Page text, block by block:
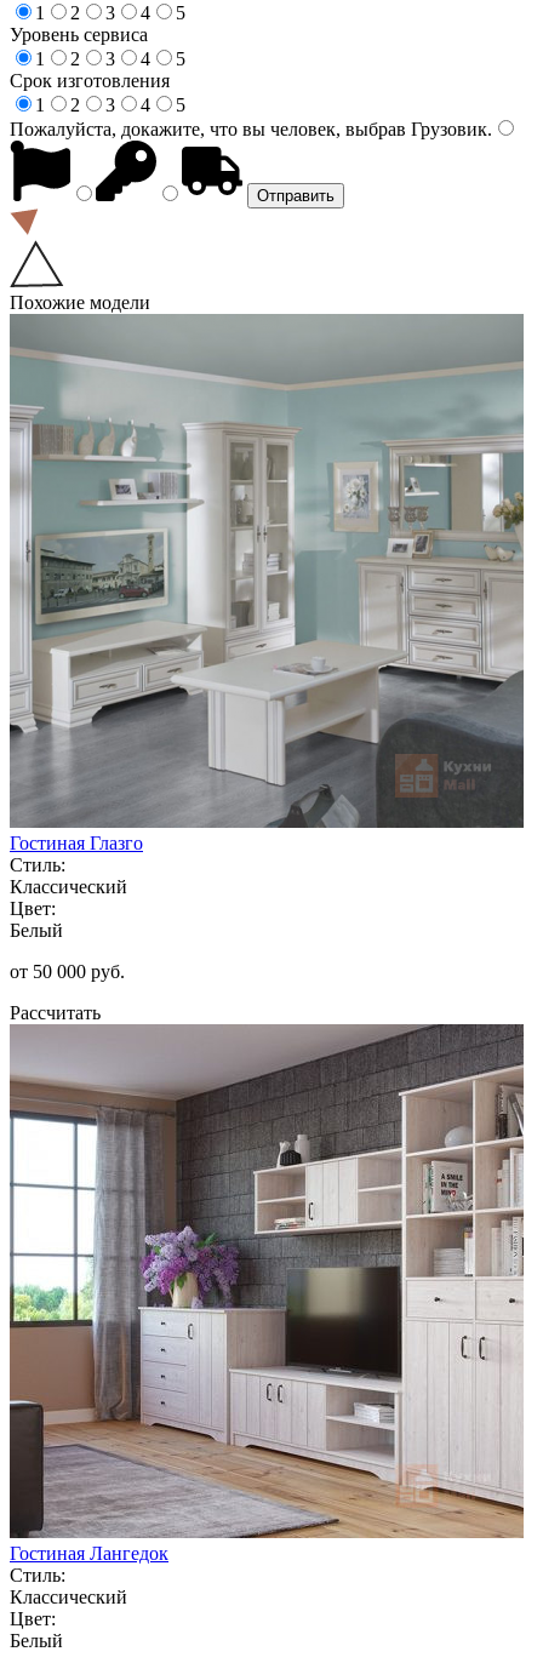
1
2 3 4
5
Уровень сервиса
1
2 3 4
5
Срок изготовления
1
2 3 4
5
Пожалуйста, докажите, что вы человек, выбрав Грузовик.
Похожие модели
Гостиная Глазго
Стиль:
Классический
Цвет:
Белый
от 50 000 руб.
Рассчитать
Гостиная Лангедок
Стиль:
Классический
Цвет:
Белый